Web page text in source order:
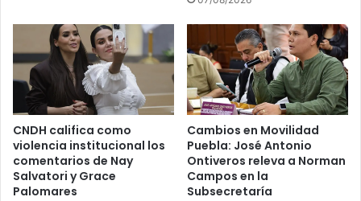
CNDH califica como
violencia institucional los
comentarios de Nay
Salvatori y Grace
Palomares
Cambios en Movilidad
Puebla: José Antonio
Ontiveros releva a Norman
Campos en la
Subsecretaría